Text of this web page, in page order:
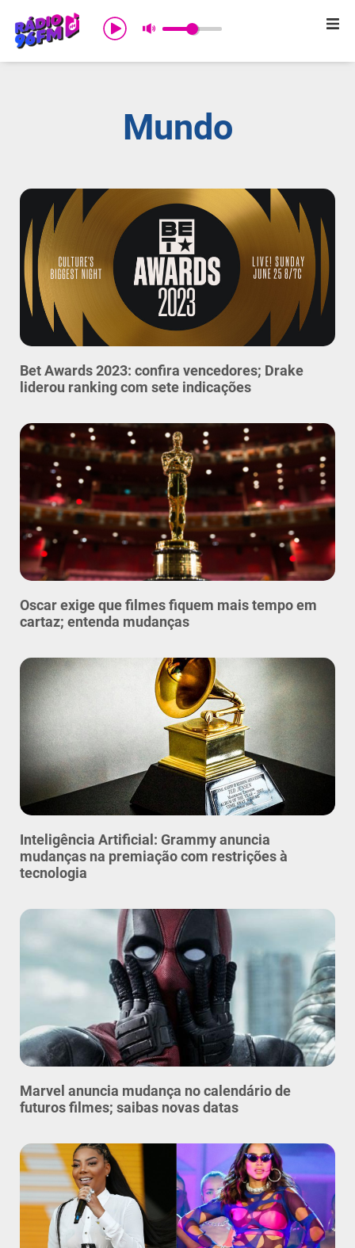
Início
Promoções
Notícias
Comercial
Contato
Mundo
Bet Awards 2023: confira vencedores; Drake
liderou ranking com sete indicações
Oscar exige que filmes fiquem mais tempo em
cartaz; entenda mudanças
Inteligência Artificial: Grammy anuncia
mudanças na premiação com restrições à
tecnologia
Marvel anuncia mudança no calendário de
futuros filmes; saibas novas datas